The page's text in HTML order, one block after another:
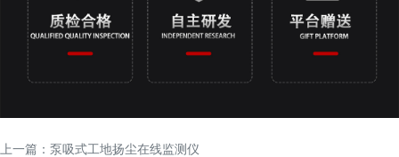
上一篇： 泵吸式工地扬尘在线监测仪